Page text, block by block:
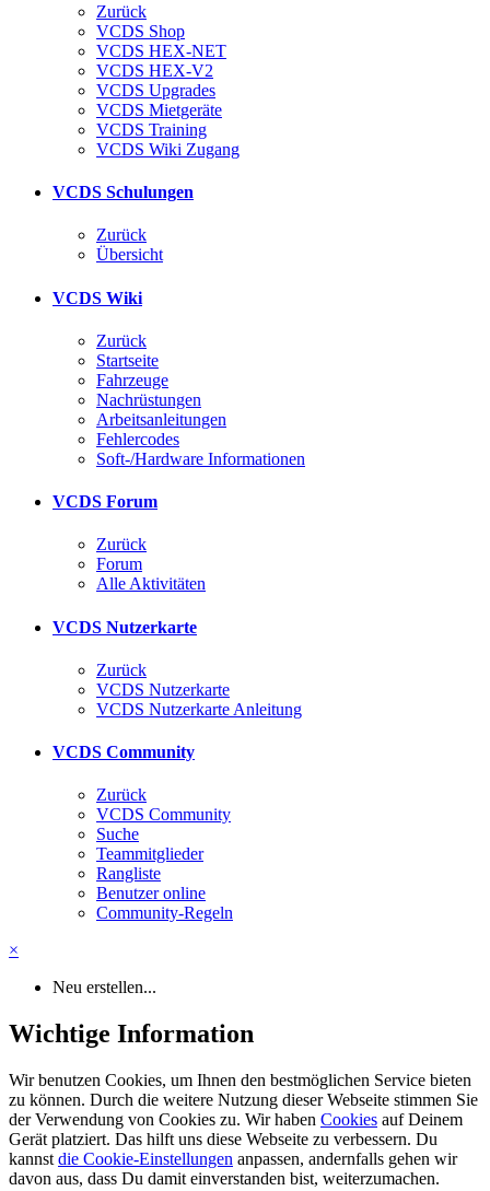
Zurück
VCDS Shop
VCDS HEX-NET
VCDS HEX-V2
VCDS Upgrades
VCDS Mietgeräte
VCDS Training
VCDS Wiki Zugang
VCDS Schulungen
Zurück
Übersicht
VCDS Wiki
Zurück
Startseite
Fahrzeuge
Nachrüstungen
Arbeitsanleitungen
Fehlercodes
Soft-/Hardware Informationen
VCDS Forum
Zurück
Forum
Alle Aktivitäten
VCDS Nutzerkarte
Zurück
VCDS Nutzerkarte
VCDS Nutzerkarte Anleitung
VCDS Community
Zurück
VCDS Community
Suche
Teammitglieder
Rangliste
Benutzer online
Community-Regeln
×
Neu erstellen...
Wichtige Information
Wir benutzen Cookies, um Ihnen den bestmöglichen Service bieten
zu können. Durch die weitere Nutzung dieser Webseite stimmen Sie
der Verwendung von Cookies zu. Wir haben Cookies auf Deinem
Gerät platziert. Das hilft uns diese Webseite zu verbessern. Du
kannst die Cookie-Einstellungen anpassen, andernfalls gehen wir
davon aus, dass Du damit einverstanden bist, weiterzumachen.